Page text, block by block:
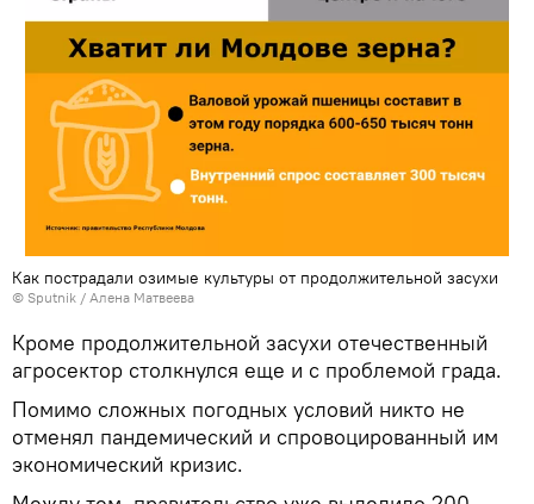
Как пострадали озимые культуры от продолжительной засухи
© Sputnik / Алена Матвеева
Кроме продолжительной засухи отечественный
агросектор столкнулся еще и с проблемой града.
Помимо сложных погодных условий никто не
отменял пандемический и спровоцированный им
экономический кризис.